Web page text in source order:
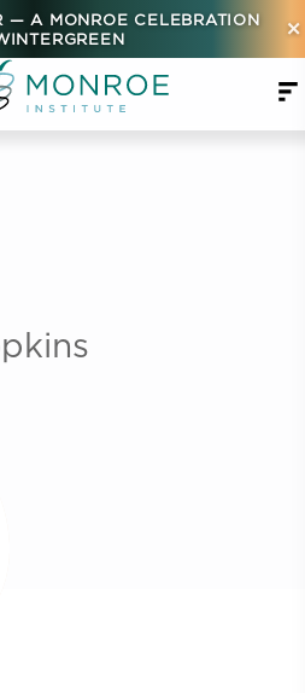
— A MONROE CELEBRATION
×